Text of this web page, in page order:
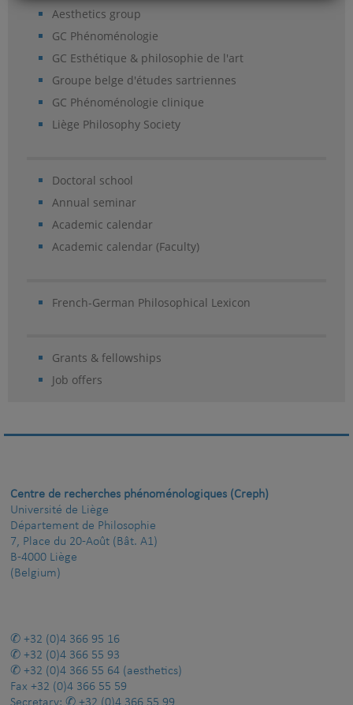
Aesthetics group
GC Phénoménologie
GC Esthétique & philosophie de l'art
Groupe belge d'études sartriennes
GC Phénoménologie clinique
Liège Philosophy Society
Doctoral school
Annual seminar
Academic calendar
Academic calendar (Faculty)
French-German Philosophical Lexicon
Grants & fellowships
Job offers
Centre de recherches phénoménologiques (Creph)
Université de Liège
Département de Philosophie
7, Place du 20-Août (Bât. A1)
B-4000 Liège
(Belgium)
+32 (0)4 366 95 16
+32 (0)4 366 55 93
+32 (0)4 366 55 64 (aesthetics)
Fax +32 (0)4 366 55 59